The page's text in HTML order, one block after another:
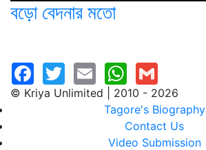
বড়ো বেদনার মতো
© Kriya Unlimited | 2010 - 2026
Tagore's Biography
Contact Us
Video Submission